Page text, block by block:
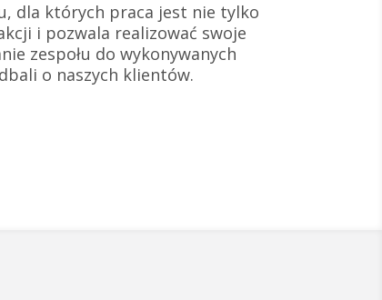
dla których praca jest nie tylko
i pozwala realizować swoje
zespołu do wykonywanych
o naszych klientów.